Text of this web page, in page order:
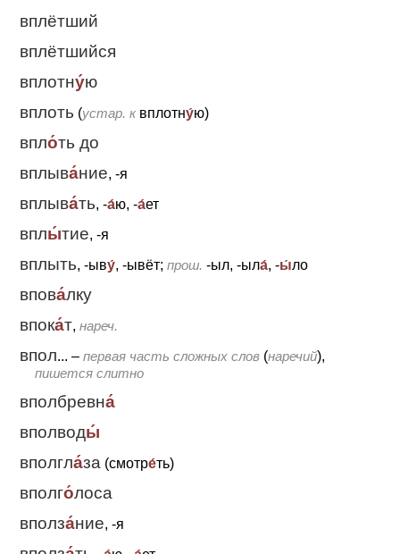
вплётший
вплётшийся
вплотну́ю
вплоть (устар. к вплотну́ю)
впло́ть до
вплыва́ние, -я
вплыва́ть, -а́ю, -а́ет
вплы́тие, -я
вплыть, -ыву́, -ывёт; прош. -ыл, -ыла́, -ы́ло
впова́лку
впока́т, нареч.
впол... – первая часть сложных слов (наречий),
пишется слитно
вполбревна́
вполводы́
вполгла́за (смотре́ть)
вполго́лоса
вполза́ние, -я